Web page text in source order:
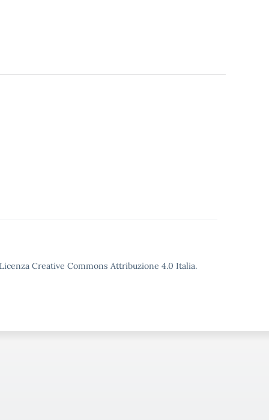
Creative Commons Attribuzione 4.0 Italia.